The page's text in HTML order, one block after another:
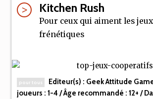
Kitchen Rush
Pour ceux qui aiment les jeux
frénétiques
pour tous Editeur(s) : Geek Attitude
joueurs : 1-4 / Âge recommandé : 12+ /